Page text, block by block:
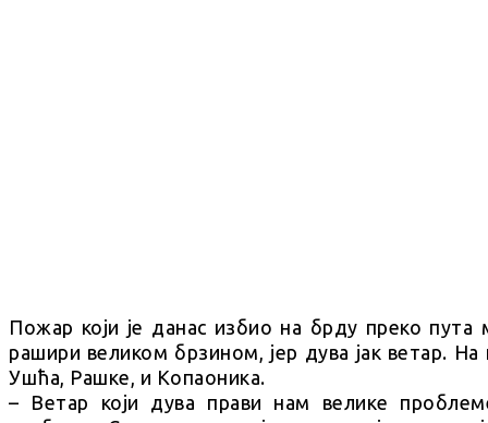
Пожар који је данас избио на брду преко пута
рашири великом брзином, јер дува јак ветар.
Ушћа, Рашке, и Копаоника.
– Ветар који дува прави нам велике